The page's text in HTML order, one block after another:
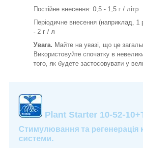
Plant Starter 10-52-
Стимулювання та регенерація
системи.
Постійне внесення: 0,5 - 1,5 г / літр
Періодичне внесення (наприклад,
- 2 г / л
Увага. Майте на увазі, що це
Використовуйте спочатку в
того, як будете застосовувати у